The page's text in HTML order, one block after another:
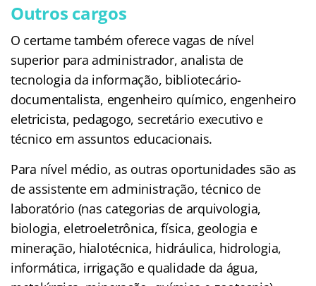
Outros cargos
O certame também oferece vagas de nível
superior para administrador, analista de
tecnologia da informação, bibliotecário-
documentalista, engenheiro químico, engenheiro
eletricista, pedagogo, secretário executivo e
técnico em assuntos educacionais.
Para nível médio, as outras oportunidades são as
de assistente em administração, técnico de
laboratório (nas categorias de arquivologia,
biologia, eletroeletrônica, física, geologia e
mineração, hialotécnica, hidráulica, hidrologia,
informática, irrigação e qualidade da água,